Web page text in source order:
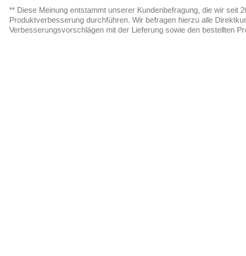
** Diese Meinung entstammt unserer Kundenbefragung, die wir seit
Produktverbesserung durchführen. Wir befragen hierzu alle
Verbesserungsvorschlägen mit der Lieferung sowie den bestellten